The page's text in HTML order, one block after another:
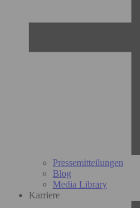
Pressemitteilungen
Blog
Media Library
Karriere